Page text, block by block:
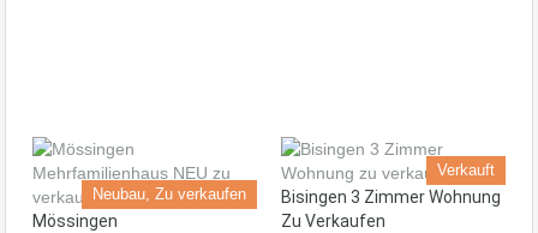
Neubau, Zu verkaufen
Mössingen
Verkauft
Bisingen 3 Zimmer Wohnung
Zu Verkaufen